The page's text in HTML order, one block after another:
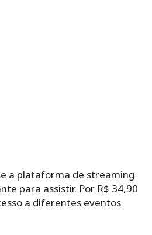
a plataforma de streaming
para assistir. Por R$ 34,90
a diferentes eventos